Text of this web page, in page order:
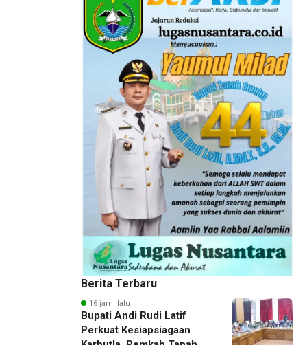
Berita Terbaru
16 jam lalu
Bupati Andi Rudi Latif
Perkuat Kesiapsiagaan